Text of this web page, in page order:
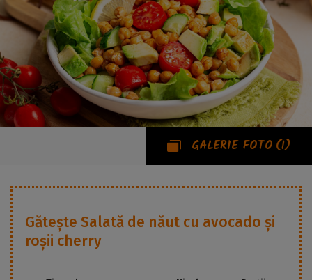
GALERIE FOTO (1)
Gătește Salată de năut cu avocado și
roșii cherry